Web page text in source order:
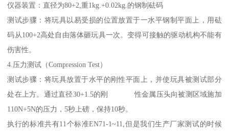
仪器装置：直径为80+2,重1kg.+0.02kg.的钢制砝码
测试步骤：将玩具以易受损的位置放置于一水平钢制平面上，用砝
码从100+2高处自由落体砸玩具一次。变得可接触的驱动机构不能有
伤害性。
4.压力测试（Compression Test）
测试步骤：将玩具放置于水平的刚性平面上，并使玩具被测试部分
处在上方。通过直径30+1.5的刚 性金属压头向被测区域施加
110N+5N的压力，5秒上磅，保持10秒。
执行的标准共有11个标准EN71-1~11,但是我们生产厂家测试的时候